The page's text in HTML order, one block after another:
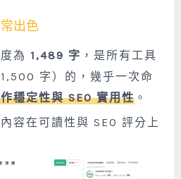
出色
為 1,489 字 ，是所有工具
字）的，幾乎一次命
穩定性與 SEO 實用性 。
容在可讀性與 SEO 評分上